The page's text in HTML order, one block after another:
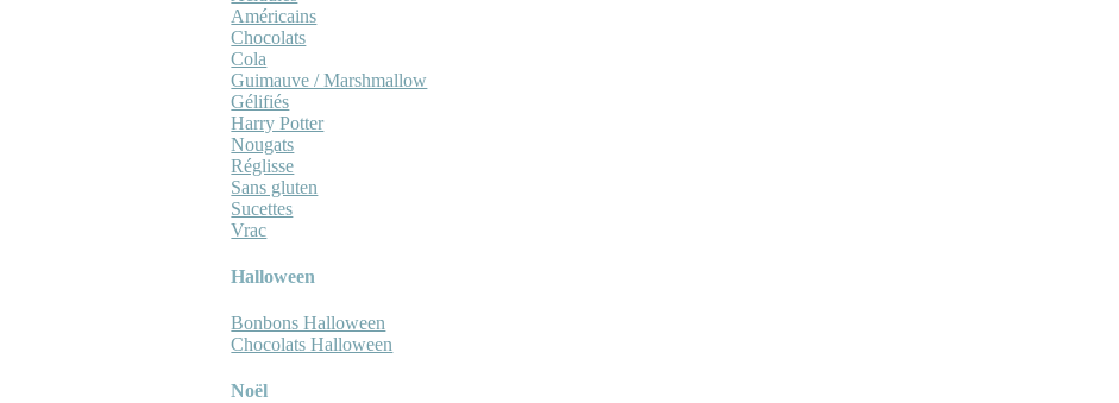
Américains
Chocolats
Cola
Guimauve / Marshmallow
Gélifiés
Harry Potter
Nougats
Réglisse
Sans gluten
Sucettes
Vrac
Halloween
Bonbons Halloween
Chocolats Halloween
Noël